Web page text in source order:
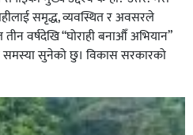
दाङ प्रहरीले पक्राउ,भारत
समृद्ध, व्यवस्थित र अवसरले
वर्षदेखि “घोराही बनाऔँ अभियान”
समस्या सुनेको छु। विकास सरकारको